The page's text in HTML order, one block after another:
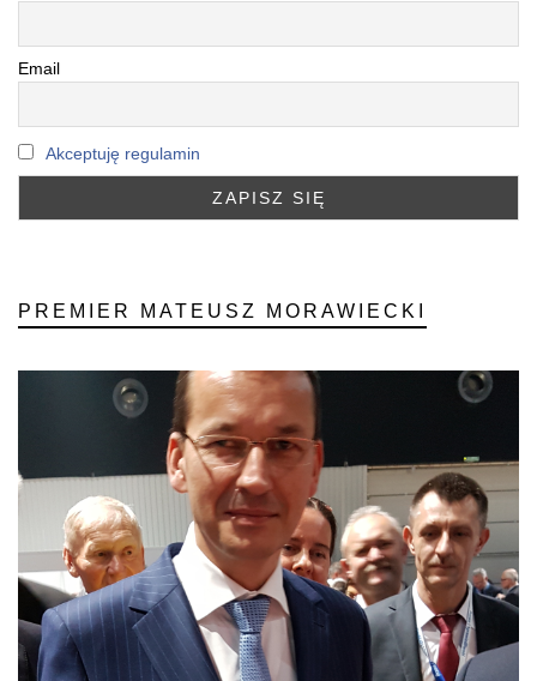
Email
Akceptuję regulamin
PREMIER MATEUSZ MORAWIECKI